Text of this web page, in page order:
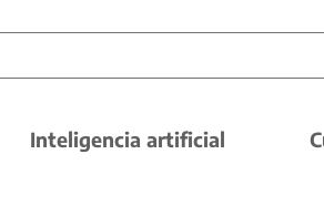
Inteligencia artificial